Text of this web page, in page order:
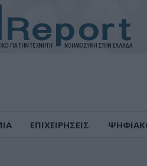
ΕΠΙΧΕΙΡΗΣΕΙΣ